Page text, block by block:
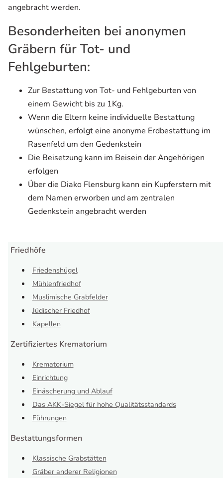
Friedhöfe
Friedenshügel
Mühlenfriedhof
Muslimische Grabfelder
Jüdischer Friedhof
Kapellen
Zertifiziertes Krematorium
Krematorium
Einrichtung
Einäscherung und Ablauf
Das AKK-Siegel für hohe Qualitätsstandards
Führungen
Bestattungsformen
Klassische Grabstätten
Gräber anderer Religionen
angebracht werden.
Besonderheiten bei anonymen
Gräbern für Tot- und
Fehlgeburten:
Zur Bestattung von Tot- und Fehlgeburten von
einem Gewicht bis zu 1Kg.
Wenn die Eltern keine individuelle Bestattung
wünschen, erfolgt eine anonyme Erdbestattung im
Rasenfeld um den Gedenkstein
Die Beisetzung kann im Beisein der Angehörigen
erfolgen
Über die Diako Flensburg kann ein Kupferstern mit
dem Namen erworben und am zentralen
Gedenkstein angebracht werden